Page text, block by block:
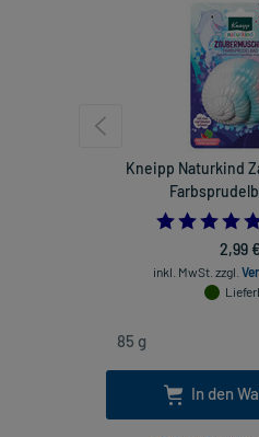
Kneipp Naturkind
2,99 €
inkl. MwSt. zzgl.
In den